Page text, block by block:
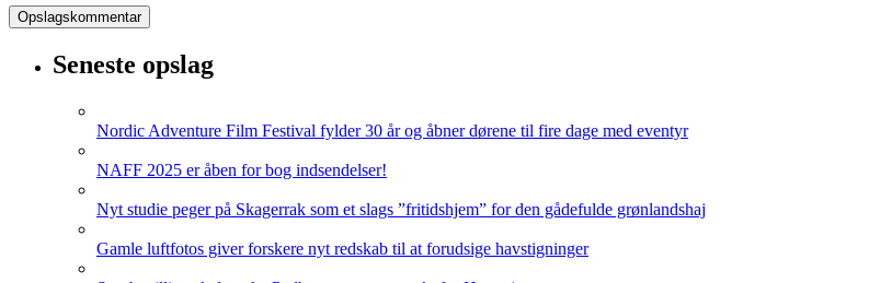
Seneste opslag
Nordic Adventure Film Festival fylder 30 år og åbner dørene til fire dage med eventyr
NAFF 2025 er åben for bog indsendelser!
Nyt studie peger på Skagerrak som et slags ”fritidshjem” for den gådefulde grønlandshaj
Gamle luftfotos giver forskere nyt redskab til at forudsige havstigninger